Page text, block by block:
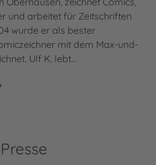
und arbeitet für Zeitschriften
wurde er als bester
mit dem Max-und-
Ulf K. lebt…